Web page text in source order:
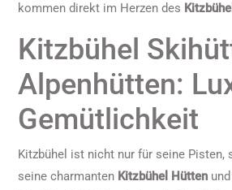
kommen direkt im Herzen des
Kitzbühel
Alpenhütten:
Gemütlichkeit
Kitzbühel ist nicht nur für seine Pisten,
seine charmanten Kitzbühel Hütten